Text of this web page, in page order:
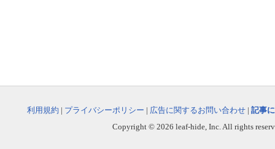
利用規約 | プライバシーポリシー | 広告に関するお問い合わせ | 記事
Copyright © 2026 leaf-hide, Inc. All rights